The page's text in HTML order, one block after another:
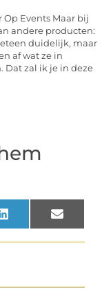
Op Events Maar bij
andere producten:
duidelijk, maar
af wat ze in
Dat zal ik je in deze
LinkedIn Email